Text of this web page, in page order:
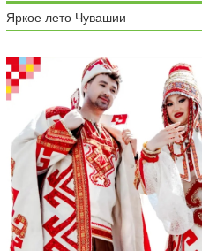
Яркое лето Чувашии